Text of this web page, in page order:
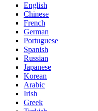
English
Chinese
French
German
Portuguese
Spanish
Russian
Japanese
Korean
Arabic
Irish
Greek